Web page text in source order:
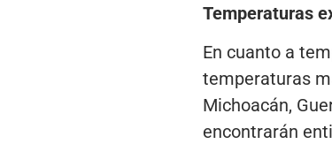
Temperaturas
En cuanto a
temperaturas
Michoacán,
encontrarán